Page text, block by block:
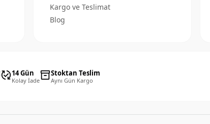
Kargo ve Teslimat
Blog
published_with_changes14 Gün
Kolay İadeinventory_2Stoktan Teslim
Aynı Gün Kargo